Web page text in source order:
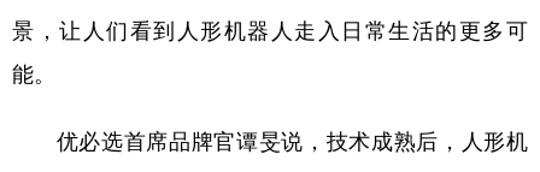
景，让人们看到人形机器人走入日常生活的更多可
能。
优必选首席品牌官谭旻说，技术成熟后，人形机